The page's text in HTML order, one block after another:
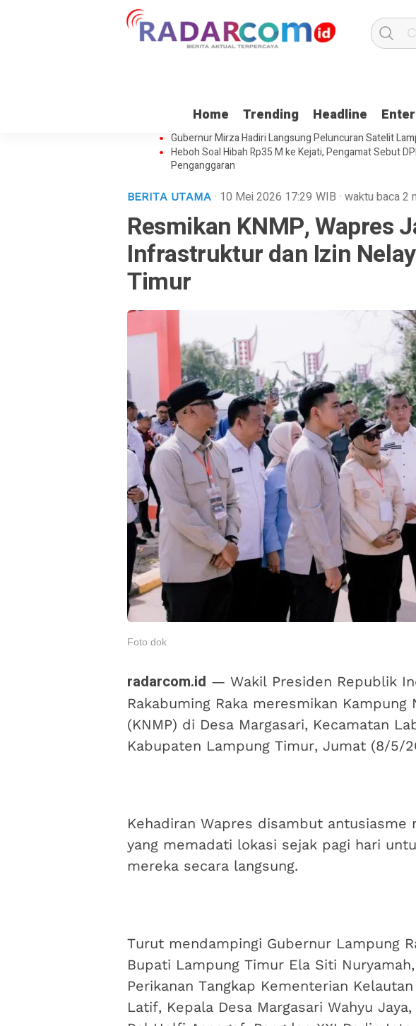
Home Trending Headline
Pemprov Lampung Bantah Tuduhan LSM Fokal,
Soal Keamanan Data Satelit Lampung-1, BRIN Jamin
Gubernur Mirza Hadiri Langsung Peluncuran Satelit
Heboh Soal Hibah Rp35 M ke Kejati, Pengamat Sebut
Penganggaran
BERITA UTAMA · 10 Mei 2026 17:29 WIB · waktu baca 2
Resmikan KNMP, Wapres
Infrastruktur dan Izin
Timur
Foto dok
radarcom.id — Wakil Presiden Republik
Rakabuming Raka meresmikan Kampung
(KNMP) di Desa Margasari, Kecamatan
Kabupaten Lampung Timur, Jumat (8/5/
Kehadiran Wapres disambut antusiasme
yang memadati lokasi sejak pagi hari
mereka secara langsung.
Turut mendampingi Gubernur Lampung
Bupati Lampung Timur Ela Siti
Perikanan Tangkap Kementerian
Latif, Kepala Desa Margasari Wahyu